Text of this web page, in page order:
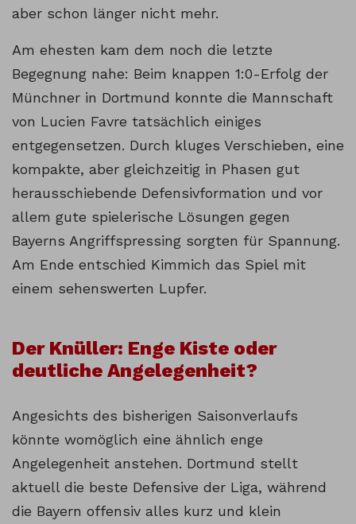
aber schon länger nicht mehr.
Am ehesten kam dem noch die letzte
Begegnung nahe: Beim knappen 1:0-Erfolg der
Münchner in Dortmund konnte die Mannschaft
von Lucien Favre tatsächlich einiges
entgegensetzen. Durch kluges Verschieben, eine
kompakte, aber gleichzeitig in Phasen gut
herausschiebende Defensivformation und vor
allem gute spielerische Lösungen gegen
Bayerns Angriffspressing sorgten für Spannung.
Am Ende entschied Kimmich das Spiel mit
einem sehenswerten Lupfer.
Der Knüller: Enge Kiste oder
deutliche Angelegenheit?
Angesichts des bisherigen Saisonverlaufs
könnte womöglich eine ähnlich enge
Angelegenheit anstehen. Dortmund stellt
aktuell die beste Defensive der Liga, während
die Bayern offensiv alles kurz und klein